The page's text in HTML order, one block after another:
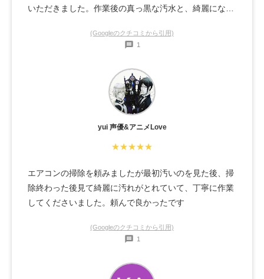
いただきました。作業後の真っ黒な汚水と、綺麗になっ
た。また、猫が数匹にいるので扉の開け閉めも作業がし
大変満足しました。次回も利用させていただきます。あ
りがとうございました。
(Googleのクチコミから引用)
1
yui 声優&アニメLove
★★★★★
エアコンの掃除を頼みましたが最初汚いのを見た後、掃
除終わった後見て綺麗に汚れがとれていて、丁寧に作業
してくださいました。頼んで良かったです
(Googleのクチコミから引用)
1